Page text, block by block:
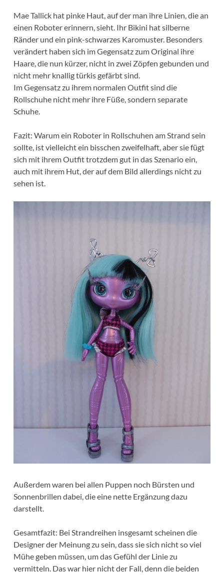
Mae Tallick hat pinke Haut, auf der man ihre Linien, die an
einen Roboter erinnern, sieht. Ihr Bikini hat silberne
Ränder und ein pink-schwarzes Karomuster. Besonders
verändert haben sich im Gegensatz zum Original ihre
Haare, die nun kürzer, nicht in zwei Zöpfen gebunden und
nicht mehr knallig türkis gefärbt sind.
Im Gegensatz zu ihrem normalen Outfit sind die
Rollschuhe nicht mehr ihre Füße, sondern separate
Schuhe.
Fazit: Warum ein Roboter in Rollschuhen am Strand sein
sollte, ist vielleicht ein bisschen zweifelhaft, aber sie fügt
sich mit ihrem Outfit trotzdem gut in das Szenario ein,
auch mit ihrem Hut, der auf dem Bild allerdings nicht zu
sehen ist.
Außerdem waren bei allen Puppen noch Bürsten und
Sonnenbrillen dabei, die eine nette Ergänzung dazu
darstellt.
Gesamtfazit: Bei Strandreihen insgesamt scheinen die
Designer der Meinung zu sein, dass sie sich nicht so viel
Mühe geben müssen, um das Gefühl der Linie zu
vermitteln. Das war hier nicht der Fall, denn die beiden